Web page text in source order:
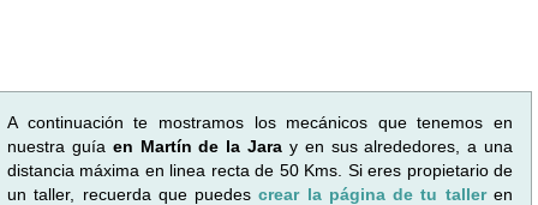
A continuación te mostramos los mecánicos que tenemos en
nuestra guía en Martín de la Jara y en sus alrededores, a una
distancia máxima en linea recta de 50 Kms. Si eres propietario de
un taller, recuerda que puedescrear la página de tu talleren